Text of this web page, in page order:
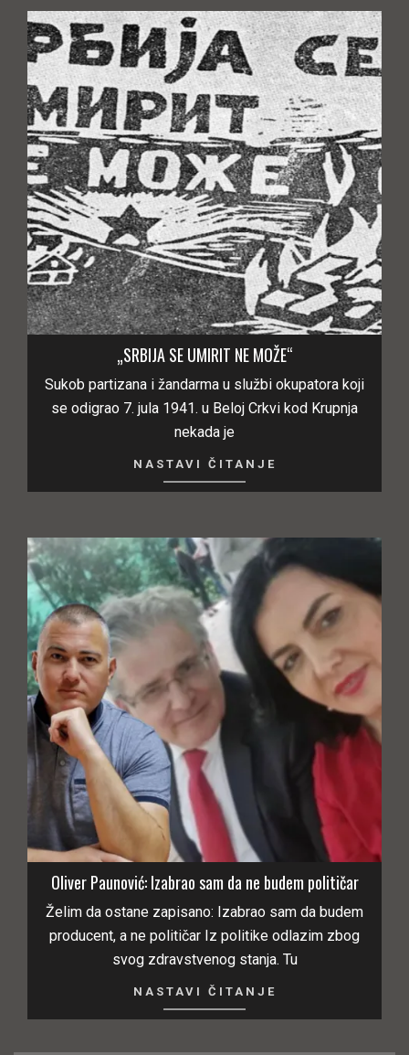
„SRBIJA SE UMIRIT NE MOŽE“
Sukob partizana i žandarma u službi okupatora koji
se odigrao 7. jula 1941. u Beloj Crkvi kod Krupnja
nekada je
NASTAVI ČITANJE
Oliver Paunović: Izabrao sam da ne budem političar
Želim da ostane zapisano: Izabrao sam da budem
producent, a ne političar Iz politike odlazim zbog
svog zdravstvenog stanja. Tu
NASTAVI ČITANJE